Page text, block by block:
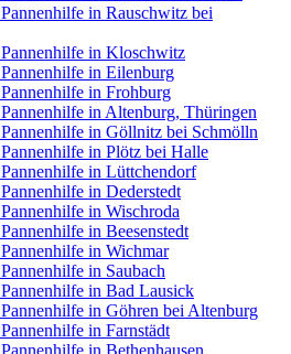
in Rauschwitz bei
in Kloschwitz
in Eilenburg
in Frohburg
in Altenburg, Thüringen
in Göllnitz bei Schmölln
in Plötz bei Halle
in Lüttchendorf
in Dederstedt
in Wischroda
in Beesenstedt
in Wichmar
in Saubach
in Bad Lausick
in Göhren bei Altenburg
in Farnstädt
in Bethenhausen